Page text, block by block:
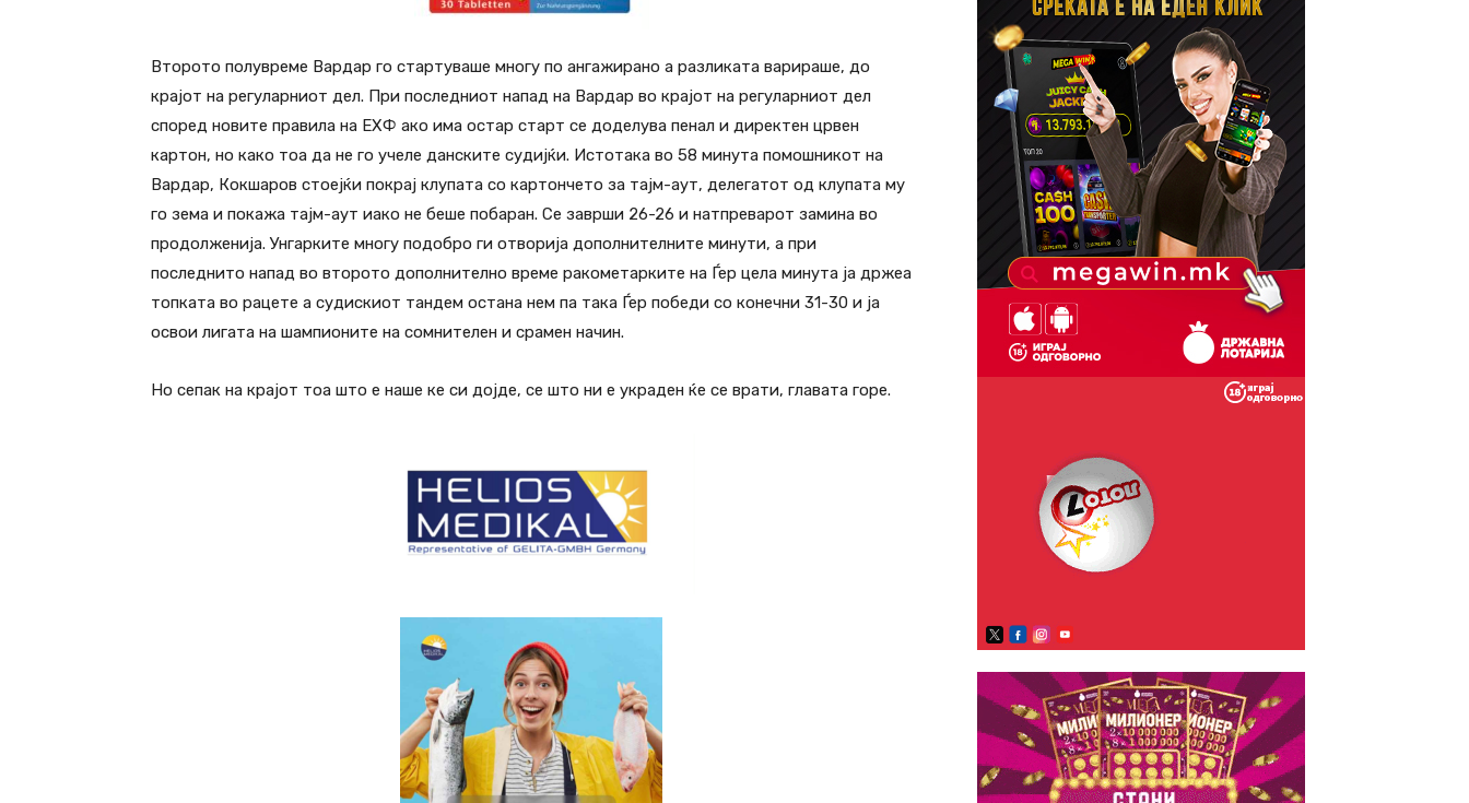
Второто полувреме Вардар го стартуваше многу по ангажирано а разликата варираше, до
крајот на регуларниот дел. При последниот напад на Вардар во крајот на регуларниот дел
според новите правила на ЕХФ ако има остар старт се доделува пенал и директен црвен
картон, но како тоа да не го учеле данските судијќи. Истотака во 58 минута помошникот на
Вардар, Кокшаров стоејќи покрај клупата со картончето за тајм-аут, делегатот од клупата му
го зема и покажа тајм-аут иако не беше побаран. Се заврши 26-26 и натпреварот замина во
продолженија. Унгарките многу подобро ги отворија дополнителните минути, а при
последнито напад во второто дополнително време ракометарките на Ѓер цела минута ја држеа
топката во рацете а судискиот тандем остана нем па така Ѓер победи со конечни 31-30 и ја
освои лигата на шампионите на сомнителен и срамен начин.
Но сепак на крајот тоа што е наше ке си дојде, се што ни е украден ќе се врати, главата горе.